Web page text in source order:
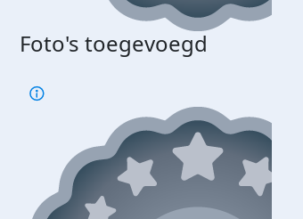
Foto's toegevoegd